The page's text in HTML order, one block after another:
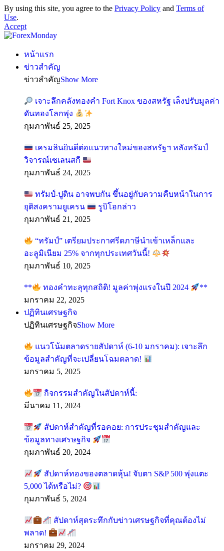
By using this site, you agree to the Privacy Policy and Terms of
Use.
Accept
หน้าแรก
ข่าวสำคัญ
ข่าวสำคัญShow More
เจาะลึกคลังทองคำ Fort Knox ของสหรัฐ เล็งปรับมูลค่า
ดันทองโลกพุ่ง
กุมภาพันธ์ 25, 2025
เครมลินยินดีต่อแนวทางใหม่ของสหรัฐฯ หลังทรัมป์
วิจารณ์เซเลนสกี
กุมภาพันธ์ 24, 2025
ทรัมป์-ปูติน อาจพบกัน ขึ้นอยู่กับความคืบหน้าในการ
ยุติสงครามยูเครน
รูบิโอกล่าว
กุมภาพันธ์ 21, 2025
“ทรัมป์” เตรียมประกาศรีดภาษีนำเข้าเหล็กและ
อะลูมิเนียม 25% จากทุกประเทศวันนี้!
กุมภาพันธ์ 10, 2025
** ทองคำทะลุทุกสถิติ! มูลค่าพุ่งแรงในปี 2024
**
มกราคม 22, 2025
ปฏิทินเศรษฐกิจ
ปฏิทินเศรษฐกิจShow More
แนวโน้มตลาดรายสัปดาห์ (6-10 มกราคม): เจาะลึก
ข้อมูลสำคัญที่จะเปลี่ยนโฉมตลาด!
มกราคม 5, 2025
กิจกรรมสำคัญในสัปดาห์นี้:
มีนาคม 11, 2024
สัปดาห์สำคัญที่รอคอย: การประชุมสำคัญและ
ข้อมูลทางเศรษฐกิจ
กุมภาพันธ์ 20, 2024
สัปดาห์ทองของตลาดหุ้น! จับตา S&P 500 พุ่งแตะ
5,000 ได้หรือไม่?
กุมภาพันธ์ 5, 2024
สัปดาห์สุดระทึกกับข่าวเศรษฐกิจที่คุณต้องไม่
พลาด!
มกราคม 29, 2024